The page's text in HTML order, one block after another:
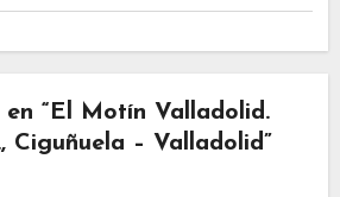
en “El Motín Valladolid.
Ciguñuela – Valladolid”